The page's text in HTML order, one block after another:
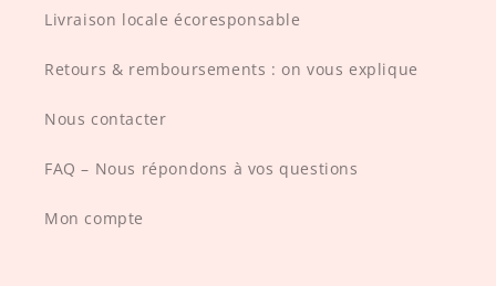
Livraison locale écoresponsable
Retours & remboursements : on vous explique
Nous contacter
FAQ – Nous répondons à vos questions
Mon compte